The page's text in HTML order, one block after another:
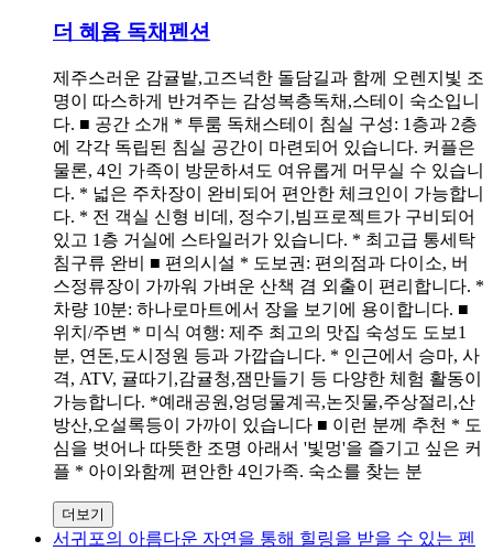
더 혜윰 독채펜션
제주스러운 감귤밭,고즈넉한 돌담길과 함께 오렌지빛 조
명이 따스하게 반겨주는 감성복층독채,스테이 숙소입니
다. ■ 공간 소개 * 투룸 독채스테이 침실 구성: 1층과 2층
에 각각 독립된 침실 공간이 마련되어 있습니다. 커플은
물론, 4인 가족이 방문하셔도 여유롭게 머무실 수 있습니
다. * 넓은 주차장이 완비되어 편안한 체크인이 가능합니
다. * 전 객실 신형 비데, 정수기,빔프로젝트가 구비되어
있고 1층 거실에 스타일러가 있습니다. * 최고급 통세탁
침구류 완비 ■ 편의시설 * 도보권: 편의점과 다이소, 버
스정류장이 가까워 가벼운 산책 겸 외출이 편리합니다. *
차량 10분: 하나로마트에서 장을 보기에 용이합니다. ■
위치/주변 * 미식 여행: 제주 최고의 맛집 숙성도 도보1
분, 연돈,도시정원 등과 가깝습니다. * 인근에서 승마, 사
격, ATV, 귤따기,감귤청,잼만들기 등 다양한 체험 활동이
가능합니다. *예래공원,엉덩물계곡,논짓물,주상절리,산
방산,오설록등이 가까이 있습니다 ■ 이런 분께 추천 * 도
심을 벗어나 따뜻한 조명 아래서 '빛멍'을 즐기고 싶은 커
플 * 아이와함께 편안한 4인가족. 숙소를 찾는 분
더보기
서귀포의 아름다운 자연을 통해 힐링을 받을 수 있는 펜